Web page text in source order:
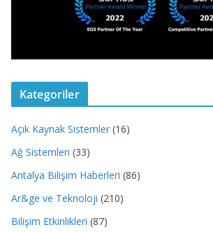
Kategoriler
Açık Kaynak Sistemler (16)
Ağ Sistemleri (33)
Antalya Bilişim Haberleri (86)
Ar&ge ve Teknoloji (210)
Bilişim Etkinlikleri (87)